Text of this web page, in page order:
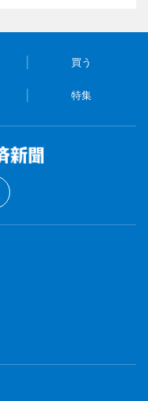
買う
特集